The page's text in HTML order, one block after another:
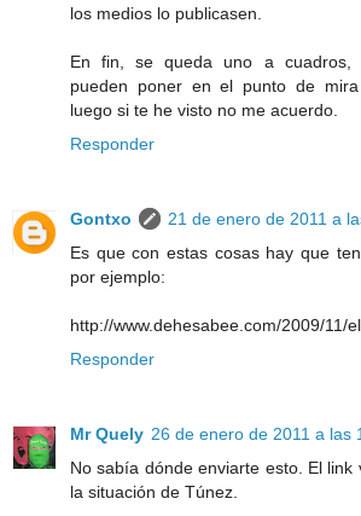
los medios lo publicasen.
En fin, se queda uno a cuadros,
pueden poner en el punto de
luego si te he visto no me acuerdo.
Responder
Gontxo
21 de enero de 2011 a
Es que con estas cosas hay que
por ejemplo:
http://www.dehesabee.com/2009/11/
Responder
Mr Quely 26 de enero de 2011 a las
No sabía dónde enviarte esto. El link
la situación de Túnez.